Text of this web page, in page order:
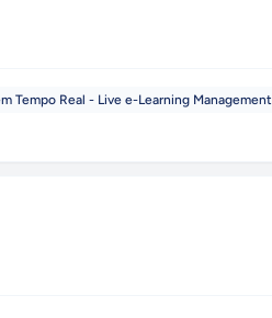
Tempo Real - Live e-Learning Management